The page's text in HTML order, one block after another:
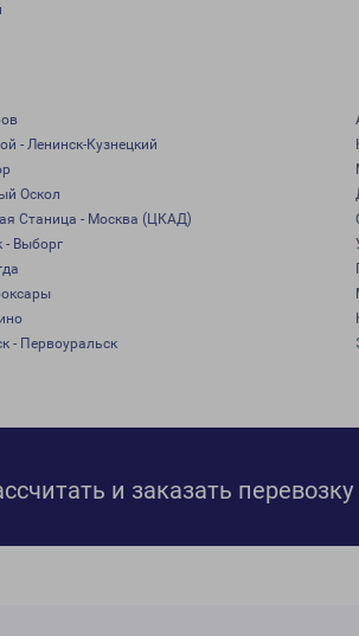
- Ленинск-Кузнецкий
Оскол
Станица - Москва (ЦКАД)
- Выборг
- Первоуральск
и заказать перевозку